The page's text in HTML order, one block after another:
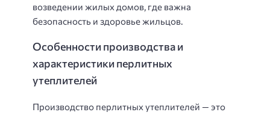
возведении жилых домов, где важна
безопасность и здоровье жильцов.
Особенности производства и
характеристики перлитных
утеплителей
Производство перлитных утеплителей — это